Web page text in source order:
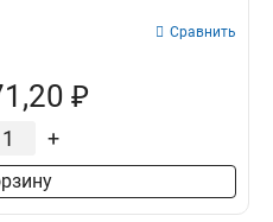
Сравнить
₽
+